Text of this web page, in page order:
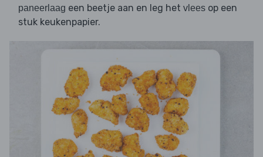
paneerlaag een beetje aan en leg het vlees op een
stuk keukenpapier.